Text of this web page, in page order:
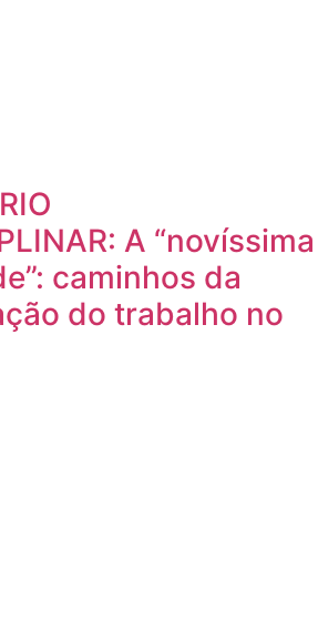
A “novíssima
caminhos da
do trabalho no